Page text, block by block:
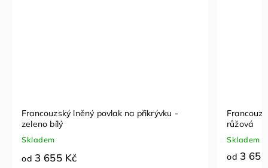
Francouzský lněný povlak na přikrývku -
zeleno bílý
Skladem
od 3 655 Kč
růžová
Skladem
od 3